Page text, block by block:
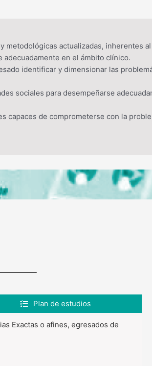
actualizadas, inherentes
en el ámbito clínico.
identificar y dimensionar las
sociales para desempeñarse
capaces de comprometerse con la
Plan de estudios
Exactas o afines, egresados de